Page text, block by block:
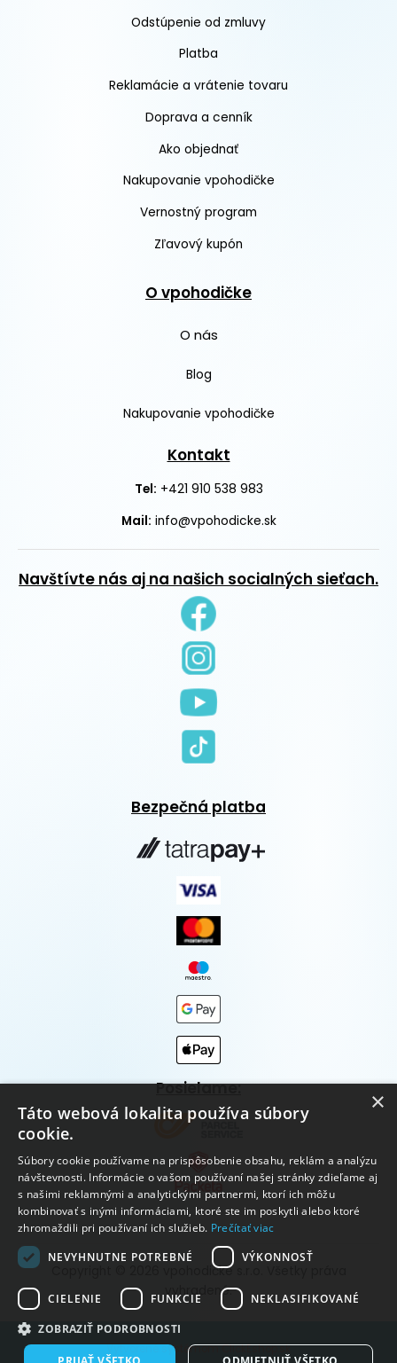
Odstúpenie od zmluvy
Platba
Reklamácie a vrátenie tovaru
Doprava a cenník
Ako objednať
Nakupovanie vpohodičke
Vernostný program
Zľavový kupón
O vpohodičke
O nás
Blog
Nakupovanie vpohodičke
Kontakt
Tel: +421 910 538 983
Mail: info@vpohodicke.sk
Navštívte nás aj na našich socialných sieťach.
Bezpečná platba
Posielame:
Copyright © 2026 vpohodičke s.r.o. Všetky práva
vyhradené.
Vytvorené systémom ClickEshop.sk
×
Táto webová lokalita používa súbory
cookie.
Súbory cookie používame na prispôsobenie obsahu, reklám a analýzu
návštevnosti. Informácie o vašom používaní našej stránky zdieľame aj
s našimi reklamnými a analytickými partnermi, ktorí ich môžu
kombinovať s inými informáciami, ktoré ste im poskytli alebo ktoré
zhromaždili pri používaní ich služieb. Prečítať viac
NEVYHNUTNE POTREBNÉ
VÝKONNOSŤ
CIELENIE FUNKCIE NEKLASIFIKOVANÉ
ZOBRAZIŤ PODROBNOSTI